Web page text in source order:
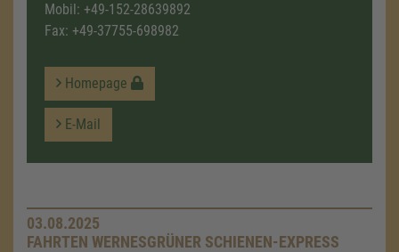
Mobil: +49-152-28639892
Fax: +49-37755-698982
Homepage
E-Mail
03.08.2025
FAHRTEN WERNESGRÜNER SCHIENEN-EXPRESS